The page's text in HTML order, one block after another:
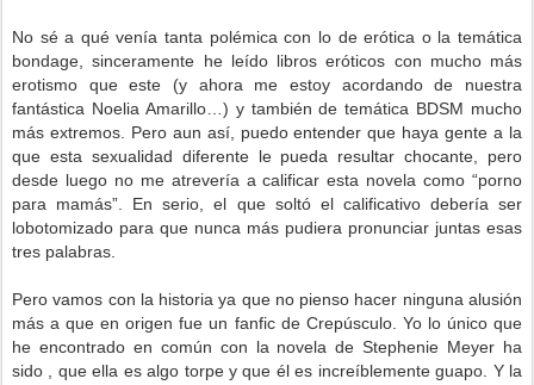
No sé a qué venía tanta polémica con lo de erótica o la temática
bondage, sinceramente he leído libros eróticos con mucho más
erotismo que este (y ahora me estoy acordando de nuestra
fantástica Noelia Amarillo…) y también de temática BDSM mucho
más extremos. Pero aun así, puedo entender que haya gente a la
que esta sexualidad diferente le pueda resultar chocante, pero
desde luego no me atrevería a calificar esta novela como “porno
para mamás”. En serio, el que soltó el calificativo debería ser
lobotomizado para que nunca más pudiera pronunciar juntas esas
tres palabras.
Pero vamos con la historia ya que no pienso hacer ninguna alusión
más a que en origen fue un fanfic de Crepúsculo. Yo lo único que
he encontrado en común con la novela de Stephenie Meyer ha
sido , que ella es algo torpe y que él es increíblemente guapo. Y la